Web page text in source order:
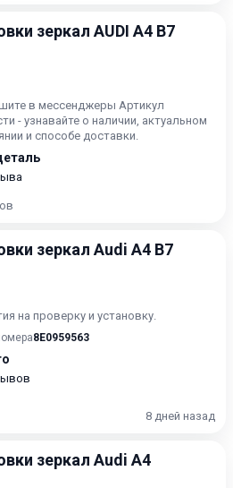
зеркал AUDI A4 B7
в мессенджеры Артикул
- узнавайте о наличии, актуальном
и способе доставки.
зеркал Audi A4 B7
на проверку и установку.
8E0959563
8 дней назад
зеркал Audi A4